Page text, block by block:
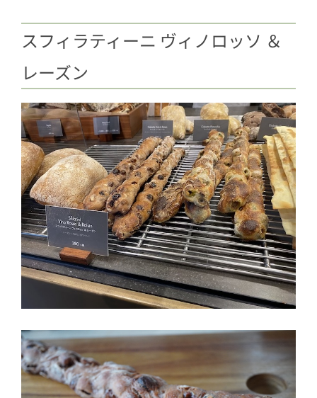
スフィラティーニ ヴィノロッソ ＆
レーズン